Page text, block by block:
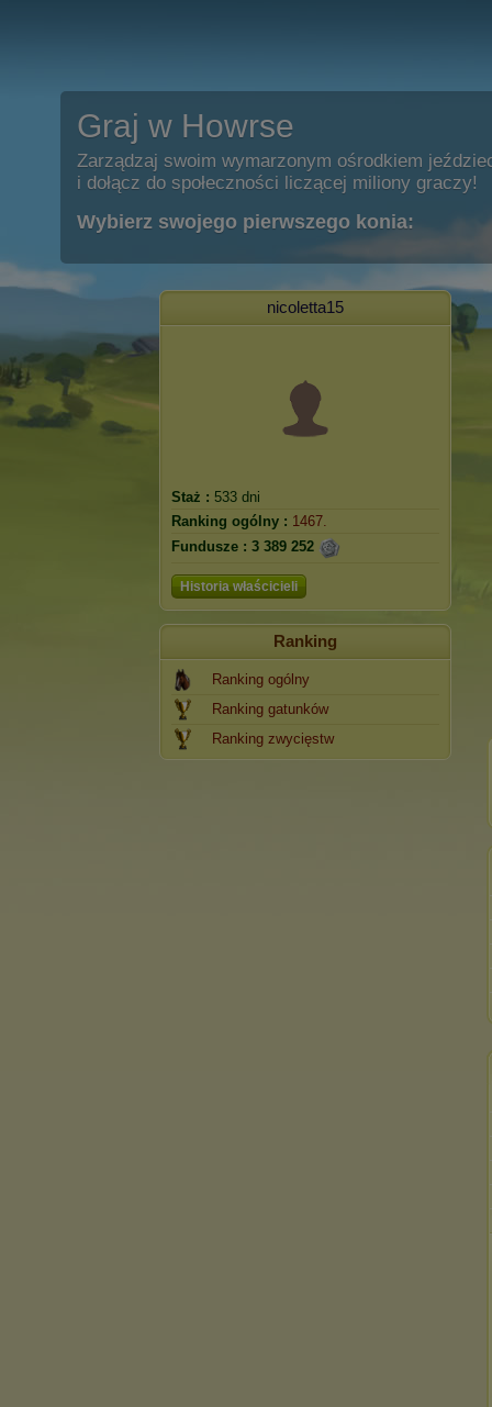
Graj w Howrse
Zarządzaj swoim wymarzonym ośrodkiem
i dołącz do społeczności liczącej miliony graczy!
Wybierz swojego pierwszego konia:
nicoletta15
Staż : 533 dni
Ranking ogólny : 1467.
Fundusze : 3 389 252
Historia właścicieli
Ranking
Ranking ogólny
Ranking gatunków
Ranking zwycięstw